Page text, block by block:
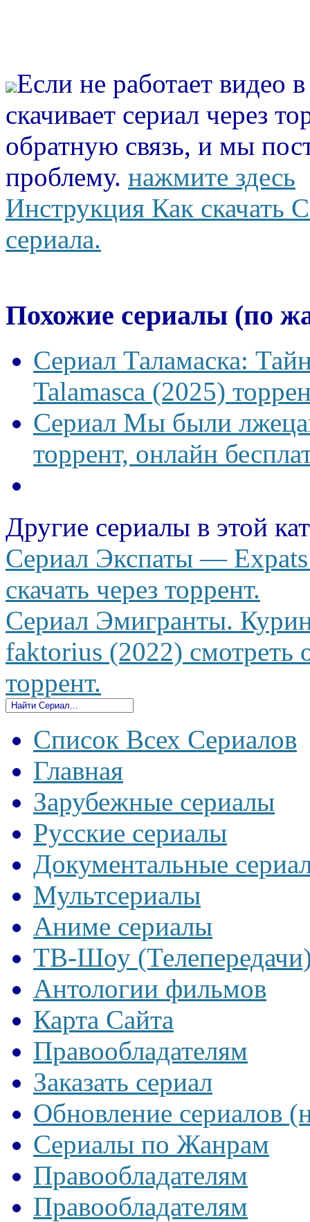
Если не работает видео
скачивает сериал через
обратную связь, и мы
проблему. нажмите здесь
Инструкция Как скачать
сериала.
Похожие сериалы (по
Сериал Таламаска:
Talamasca (2025)
Сериал Мы были
торрент, онлайн
Другие сериалы в этой
Сериал Экспаты —
скачать через торрент.
Сериал Эмигранты.
faktorius (2022) смотреть
торрент.
Список Всех Сериалов
Главная
Зарубежные сериалы
Русские сериалы
Документальные
Мультсериалы
Аниме сериалы
ТВ-Шоу
Антологии фильмов
Карта Сайта
Правообладателям
Заказать сериал
Обновление сериалов
Сериалы по Жанрам
Правообладателям
Правообладателям